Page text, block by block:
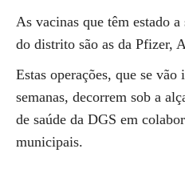
As vacinas que têm estado a
do distrito são as da Pfizer,
Estas operações, que se
semanas, decorrem sob a
de saúde da DGS em
municipais.